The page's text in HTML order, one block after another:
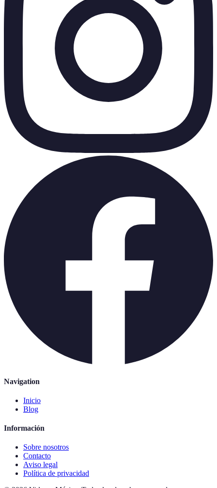
Navigation
Inicio
Blog
Información
Sobre nosotros
Contacto
Aviso legal
Política de privacidad